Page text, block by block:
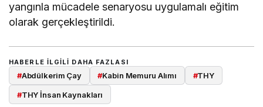
yangınla mücadele senaryosu uygulamalı eğitim
olarak gerçekleştirildi.
HABERLE ILGILI DAHA FAZLASI
#Abdülkerim Çay #Kabin Memuru Alımı #THY
#THY İnsan Kaynakları